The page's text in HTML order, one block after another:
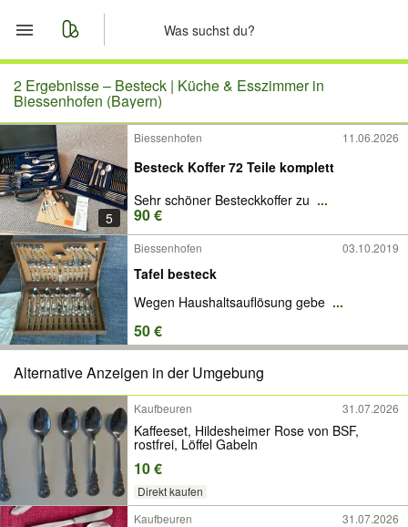
Start
Merkliste
Nachrichten
Anzeige aufgeben
2 Ergebnisse – Besteck | Küche & Esszimmer in
Biessenhofen (Bayern)
5
Biessenhofen 11.06.2026
Besteck Koffer 72 Teile komplett
Sehr schöner Besteckkoffer zu ...
90 €
Biessenhofen 03.10.2019
Tafel besteck
Wegen Haushaltsauflösung gebe ...
50 €
Alternative Anzeigen in der Umgebung
Kaufbeuren 31.07.2026
Kaffeeset, Hildesheimer Rose von BSF,
rostfrei, Löffel Gabeln
10 €
Direkt kaufen
Kaufbeuren
31.07.2026